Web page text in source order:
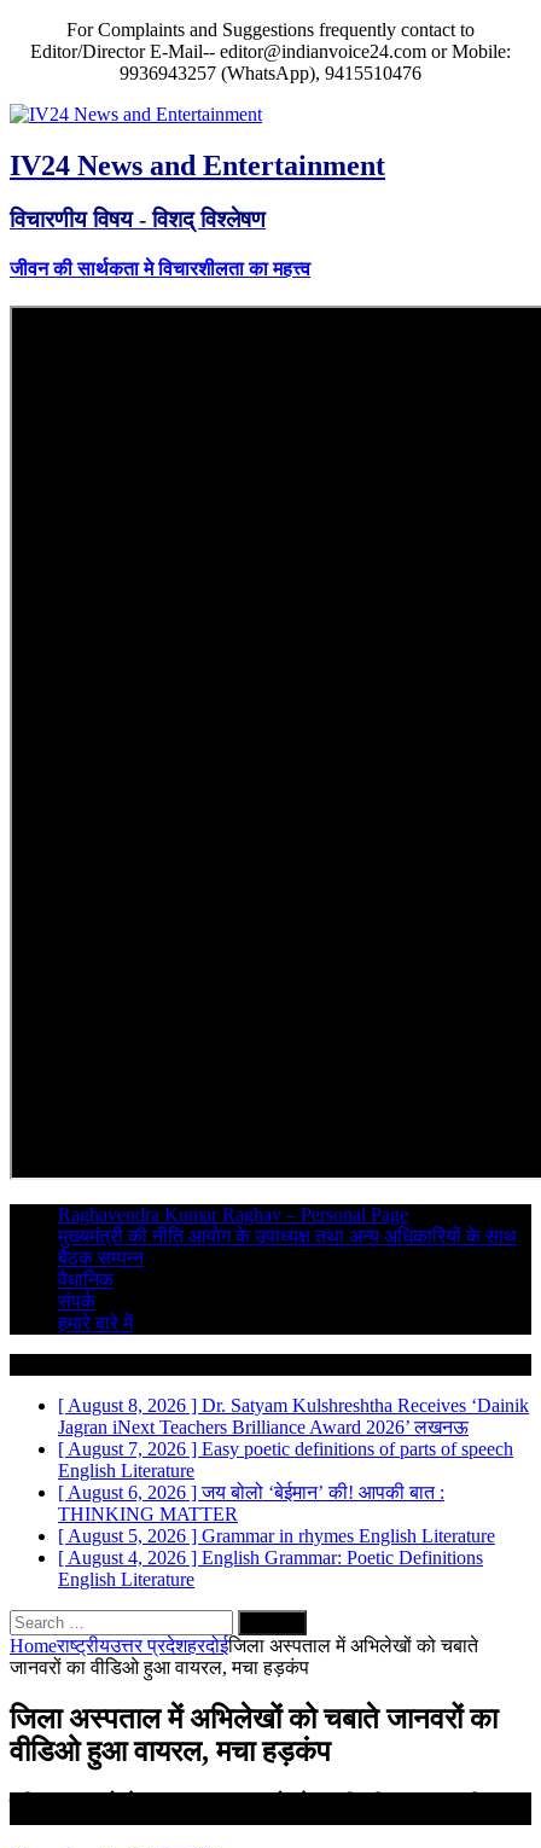
For Complaints and Suggestions frequently contact to
Editor/Director E-Mail-- editor@indianvoice24.com or Mobile:
9936943257 (WhatsApp), 9415510476
IV24 News and Entertainment
विचारणीय विषय - विशद् विश्लेषण
जीवन की सार्थकता मे विचारशीलता का महत्त्व
Raghavendra Kumar Raghav – Personal Page
मुख्यमंत्री की नीति आयोग के उपाध्यक्ष तथा अन्य अधिकारियों के साथ
बैठक सम्पन्न
वैधानिक
संपर्क
हमारे बारे में
[ August 8, 2026 ] Dr. Satyam Kulshreshtha Receives ‘Dainik
Jagran iNext Teachers Brilliance Award 2026’लखनऊ
[ August 7, 2026 ] Easy poetic definitions of parts of speech
English Literature
[ August 6, 2026 ]जय बोलो ‘बेईमान’ की! आपकी बात :
THINKING MATTER
[ August 5, 2026 ] Grammar in rhymes English Literature
[ August 4, 2026 ] English Grammar: Poetic Definitions
English Literature
Search
for:
Homeराष्ट्रीयउत्तर प्रदेशहरदोईजिला अस्पताल में अभिलेखों को चबाते
जानवरों का वीडिओ हुआ वायरल, मचा हड़कंप
जिला अस्पताल में अभिलेखों को चबाते जानवरों का
वीडिओ हुआ वायरल, मचा हड़कंप